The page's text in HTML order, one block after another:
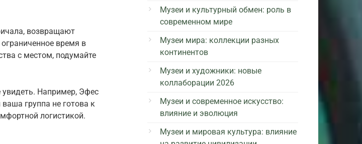
возвращают
время в
с местом, подумайте
увидеть. Например, Эфес
группа не готова к
логистикой.
Музеи и культурный обмен: роль в
современном мире
Музеи мира: коллекции разных
континентов
Музеи и художники: новые
коллаборации 2026
Музеи и современное искусство:
влияние и эволюция
Музеи и мировая культура: влияние